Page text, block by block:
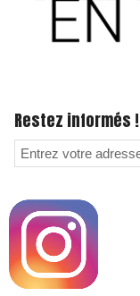
Restez informés !